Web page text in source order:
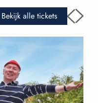
Bekijk alle tickets